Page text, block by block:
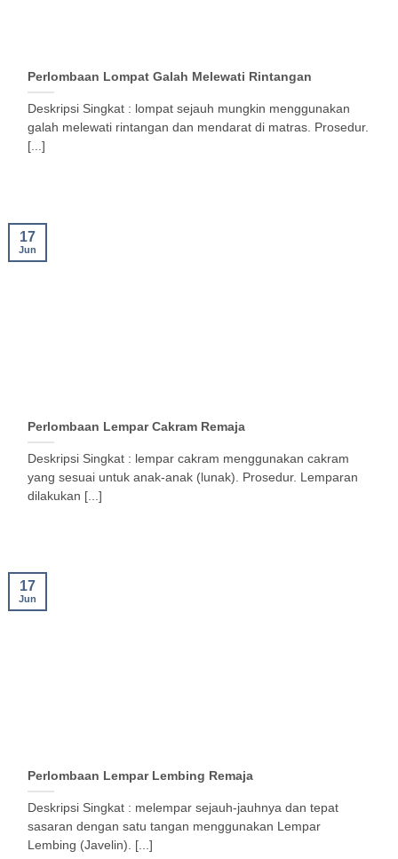
Perlombaan Lompat Galah Melewati Rintangan
Deskripsi Singkat : lompat sejauh mungkin menggunakan
galah melewati rintangan dan mendarat di matras. Prosedur.
[...]
Perlombaan Lempar Cakram Remaja
Deskripsi Singkat : lempar cakram menggunakan cakram
yang sesuai untuk anak-anak (lunak). Prosedur. Lemparan
dilakukan [...]
17
Jun
Perlombaan Lempar Lembing Remaja
Deskripsi Singkat : melempar sejauh-jauhnya dan tepat
sasaran dengan satu tangan menggunakan Lempar
Lembing (Javelin). [...]
17
Jun